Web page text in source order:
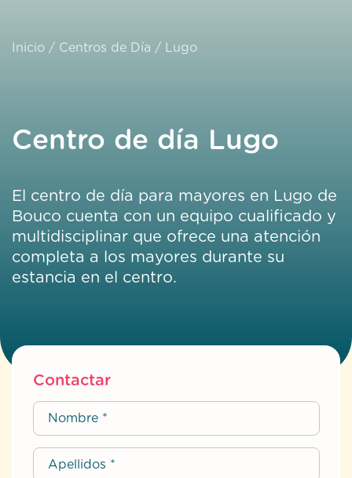
Inicio / Centros de Día / Lugo
Centro de día Lugo
El centro de día para mayores en Lugo de
Bouco cuenta con un equipo cualificado y
multidisciplinar que ofrece una atención
completa a los mayores durante su
estancia en el centro.
Contactar